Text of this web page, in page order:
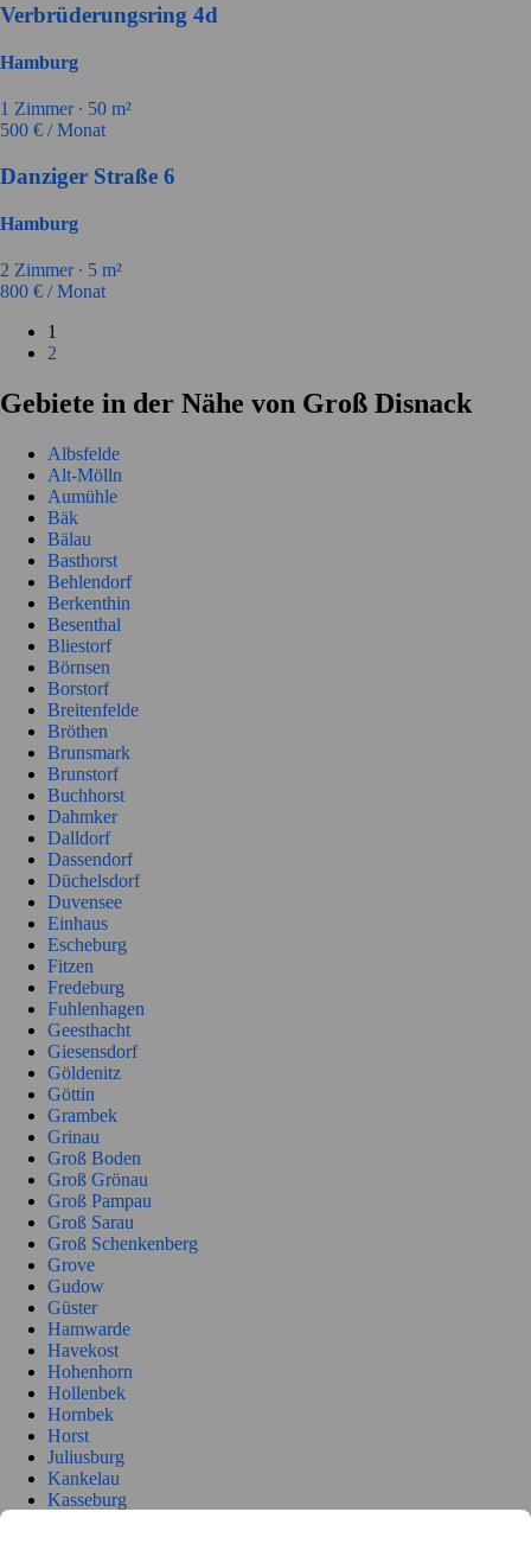
Verbrüderungsring 4d
Hamburg
1 Zimmer ∙ 50 m²
500 € / Monat
Danziger Straße 6
Hamburg
2 Zimmer ∙ 5 m²
800 € / Monat
1
2
Gebiete in der Nähe von Groß Disnack
Albsfelde
Alt-Mölln
Aumühle
Bäk
Bälau
Basthorst
Behlendorf
Berkenthin
Besenthal
Bliestorf
Börnsen
Borstorf
Breitenfelde
Bröthen
Brunsmark
Brunstorf
Buchhorst
Dahmker
Dalldorf
Dassendorf
Düchelsdorf
Duvensee
Einhaus
Escheburg
Fitzen
Fredeburg
Fuhlenhagen
Geesthacht
Giesensdorf
Göldenitz
Göttin
Grambek
Grinau
Groß Boden
Groß Grönau
Groß Pampau
Groß Sarau
Groß Schenkenberg
Grove
Gudow
Güster
Hamwarde
Havekost
Hohenhorn
Hollenbek
Hornbek
Horst
Juliusburg
Kankelau
Kasseburg